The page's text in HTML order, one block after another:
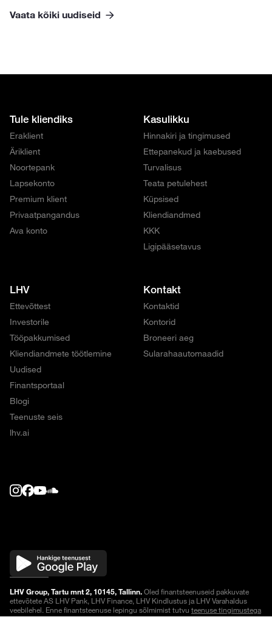
Vaata kõiki uudiseid
Tule kliendiks
Eraklient
Äriklient
Noortepank
Lapsekonto
Premium klient
Privaatpangandus
Ava konto
Kasulikku
Hinnakiri ja tingimused
Ettepanekud ja kaebused
Turvalisus
Teata petulehest
Küpsised
Kliendiandmed
KKK
Ligipääsetavus
LHV
Ettevõttest
Investorile
Tööpakkumised
Kliendiandmete töötlemine
Uudised
Finantsportaal
Blogi
Teenuste seis
lhv.ai
Kontakt
Kontaktid
Kontorid
Broneeri aeg
Sularahaautomaadid
LHV Group, Tartu mnt 2, 10145, Tallinn.Oled finantsteenuseid pakkuvate
ettevõtete AS LHV Pank, LHV Finance, LHV Kindlustus ja LHV Varahaldus
veebilehel. Enne finantsteenuse lepingu sõlmimist tutvu teenuse tingimustega
või küsi lisainfot.Noteeringud on viivitusega.